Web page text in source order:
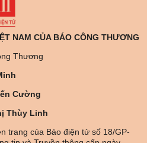
NAM CỦA BÁO CÔNG THƯƠNG
Thương
Cường
Thùy Linh
trang của Báo điện tử số 18/GP-